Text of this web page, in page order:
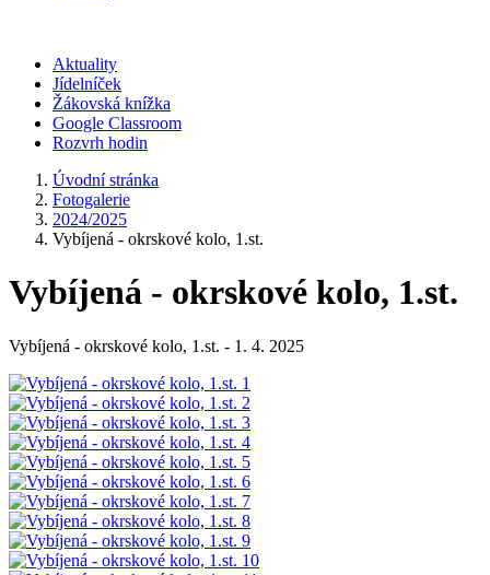
Aktuality
Jídelníček
Žákovská knížka
Google Classroom
Rozvrh hodin
Úvodní stránka
Fotogalerie
2024/2025
Vybíjená - okrskové kolo, 1.st.
Vybíjená - okrskové kolo, 1.st.
Vybíjená - okrskové kolo, 1.st. - 1. 4. 2025